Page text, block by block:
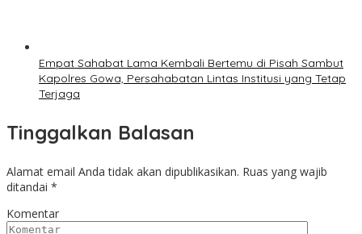
Empat Sahabat Lama Kembali Bertemu di Pisah Sambut
Kapolres Gowa, Persahabatan Lintas Institusi yang Tetap
Terjaga
Tinggalkan Balasan
Alamat email Anda tidak akan dipublikasikan. Ruas yang wajib
ditandai *
Komentar